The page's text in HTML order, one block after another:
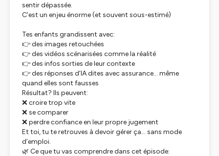
sentir dépassée.
C'est un enjeu énorme (et souvent sous-estimé)
Tes enfants grandissent avec:
👉 des images retouchées
👉 des vidéos scénarisées comme la réalité
👉 des infos sorties de leur contexte
👉 des réponses d’IA dites avec assurance… même
quand elles sont fausses
Résultat? Ils peuvent:
❌ croire trop vite
❌ se comparer
❌ perdre confiance en leur propre jugement
Et toi, tu te retrouves à devoir gérer ça… sans mode
d’emploi.
🌿 Ce que tu vas comprendre dans cet épisode: